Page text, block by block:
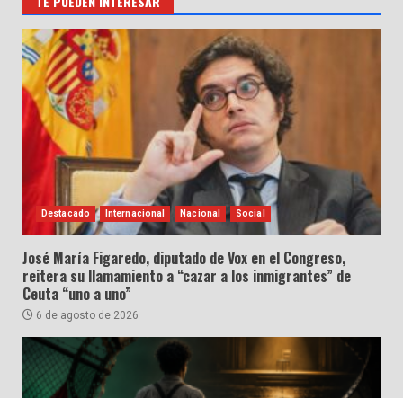
Destacado Internacional Nacional Social
José María Figaredo, diputado de Vox en el Congreso,
reitera su llamamiento a “cazar a los inmigrantes” de
Ceuta “uno a uno”
6 de agosto de 2026